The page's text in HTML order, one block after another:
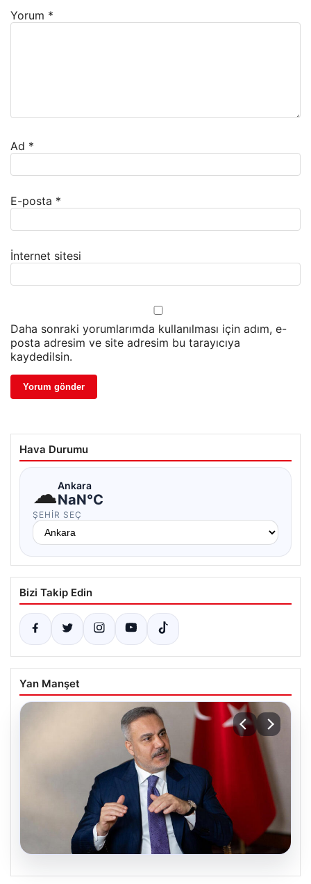
Yorum *
Ad *
E-posta *
İnternet sitesi
Daha sonraki yorumlarımda kullanılması için adım, e-
posta adresim ve site adresim bu tarayıcıya
kaydedilsin.
Hava Durumu
☁Ankara
NaN°C
ŞEHIR SEÇ
Bizi Takip Edin
Yan Manşet
08.08.2026